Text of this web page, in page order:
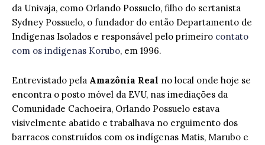
da Univaja, como Orlando Possuelo, filho do sertanista
Sydney Possuelo, o fundador do então Departamento de
Indígenas Isolados e responsável pelo primeiro contato
com os indígenas Korubo, em 1996.
Entrevistado pela Amazônia Real no local onde hoje se
encontra o posto móvel da EVU, nas imediações da
Comunidade Cachoeira, Orlando Possuelo estava
visivelmente abatido e trabalhava no erguimento dos
barracos construídos com os indígenas Matis, Marubo e